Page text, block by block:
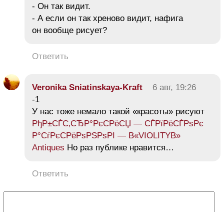
- Он так видит.
- А если он так хреново видит, нафига
он вообще рисует?
Ответить
Veronika Sniatinskaya-Kraft
6 авг, 19:26
-1
У нас тоже немало такой «красоты» рисуют
РђР±СЃС‚СЂР°РєСРёСЏ — СЃРїРёСЃРѕРє
Р°СѓРєСРёРѕРЅРѕРІ — В«VIOLITYВ»
Antiques Но раз публике нравится…
Ответить